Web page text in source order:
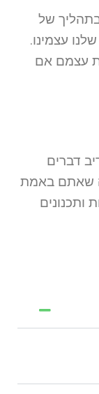
של
עצמינו.
עצמם אם
דברים
שאתם באמת
ותכנונים